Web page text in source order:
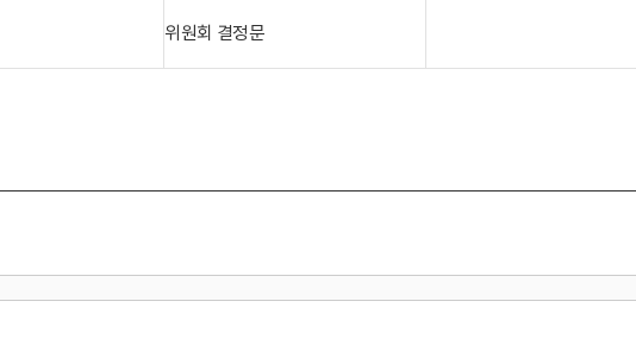
위원회 결정문"접기,펼치기"